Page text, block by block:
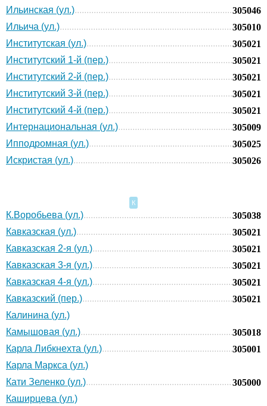
Ильинская (ул.)
305046
Ильича (ул.)
305010
Институтская (ул.)
305021
Институтский 1-й (пер.)
305021
Институтский 2-й (пер.)
305021
Институтский 3-й (пер.)
305021
Институтский 4-й (пер.)
305021
Интернациональная (ул.)
305009
Ипподромная (ул.)
305025
Искристая (ул.)
305026
К
К.Воробьева (ул.)
305038
Кавказская (ул.)
305021
Кавказская 2-я (ул.)
305021
Кавказская 3-я (ул.)
305021
Кавказская 4-я (ул.)
305021
Кавказский (пер.)
305021
Калинина (ул.)
Камышовая (ул.)
305018
Карла Либкнехта (ул.)
305001
Карла Маркса (ул.)
Кати Зеленко (ул.)
305000
Каширцева (ул.)